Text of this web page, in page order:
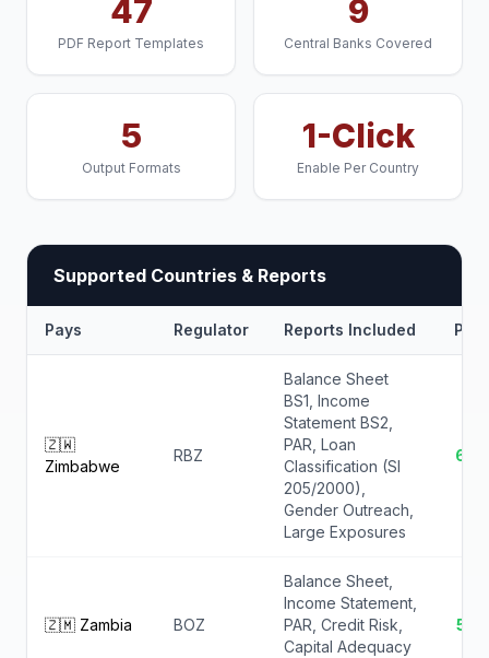
47
PDF Report Templates
9
Central Banks Covered
5
Output Formats
1-Click
Enable Per Country
Supported Countries & Reports
Pays Regulator Reports Included PDF
🇿🇼
Zimbabwe
RBZ
Balance Sheet
BS1, Income
Statement BS2,
PAR, Loan
Classification (SI
205/2000),
Gender Outreach,
Large Exposures
6 ✓
🇿🇲 Zambia BOZ
Balance Sheet,
Income Statement,
PAR, Credit Risk,
Capital Adequacy
5 ✓